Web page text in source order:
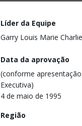
Líder da Equipe
Garry Louis Marie
Data da aprovação
(conforme
Executiva)
4 de maio de 1995
Região